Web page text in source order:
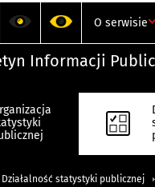
O serwisie
Informacji
Działalność statystyki publicznej